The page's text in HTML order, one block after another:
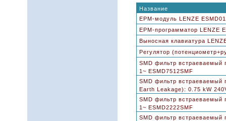
Название
EPM-модуль LENZE
EPM-программатор LENZE
Выносная клавиатура
Регулятор
SMD фильтр встраеваемый
1~ ESMD7512SMF
SMD фильтр встраеваемый
Earth Leakage): 0.75 kW
SMD фильтр встраеваемый
1~ ESMD2222SMF
SMD фильтр встраеваемый